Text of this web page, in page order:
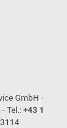
GmbH -
Tel.: +43 1